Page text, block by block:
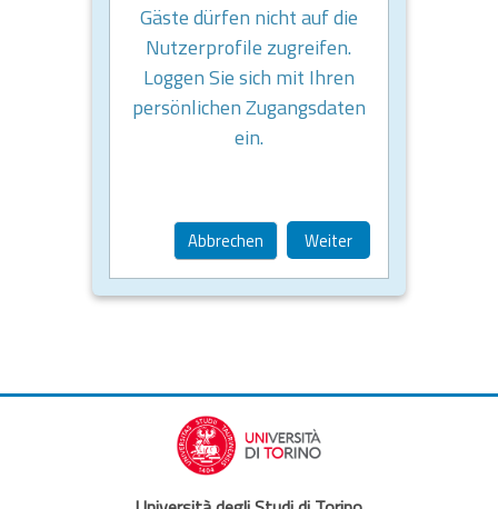
Gäste dürfen nicht auf die
Nutzerprofile zugreifen.
Loggen Sie sich mit Ihren
persönlichen Zugangsdaten
ein.
Abbrechen Weiter